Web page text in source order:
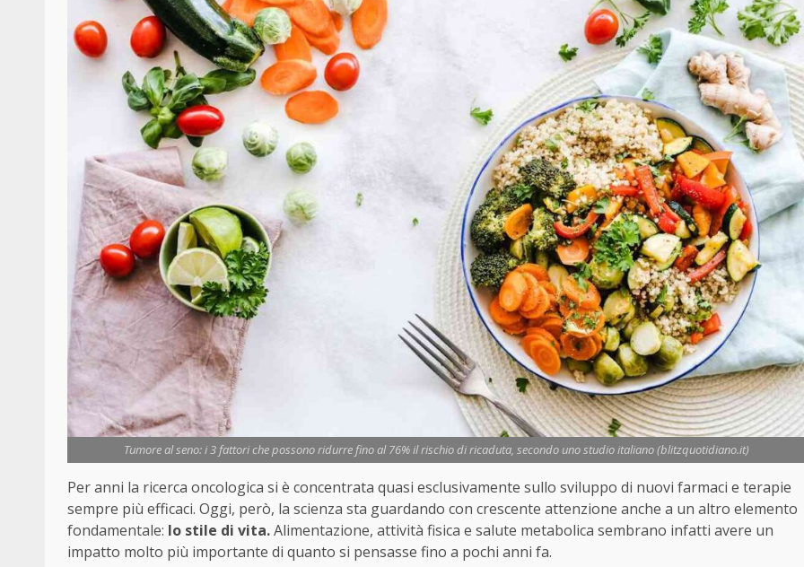
Tumore al seno: i 3 fattori che possono ridurre fino al 76% il rischio di ricaduta, secondo uno studio italiano (blitzquotidiano.it)
Per anni la ricerca oncologica si è concentrata quasi esclusivamente sullo sviluppo di nuovi farmaci e terapie
sempre più efficaci. Oggi, però, la scienza sta guardando con crescente attenzione anche a un altro elemento
fondamentale: lo stile di vita.Alimentazione, attività fisica e salute metabolica sembrano infatti avere un
impatto molto più importante di quanto si pensasse fino a pochi anni fa.